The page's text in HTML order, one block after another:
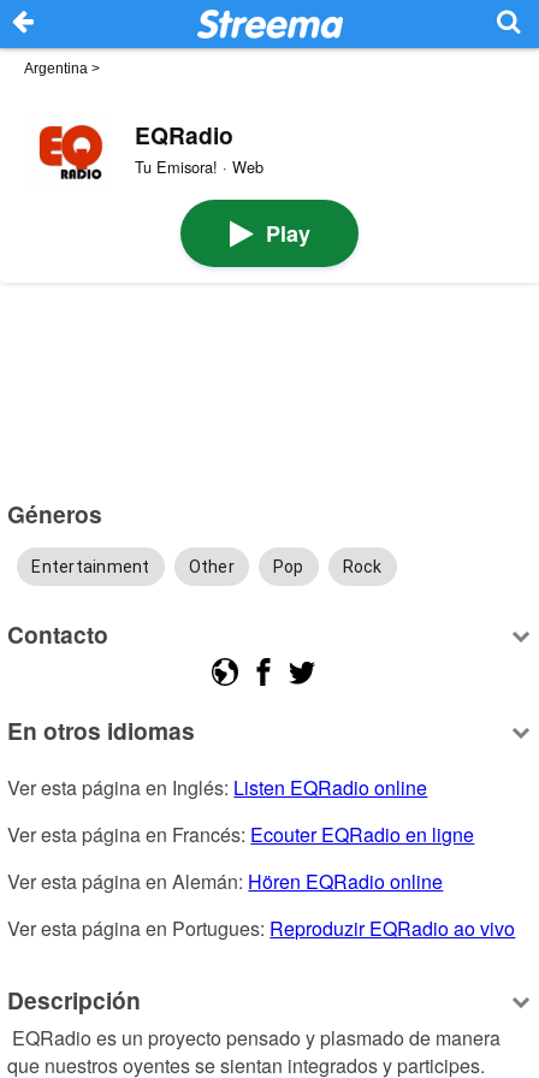
Argentina >
EQRadio
Tu Emisora! · Web
Play
Géneros
Entertainment Other Pop Rock
Contacto
En otros idiomas
Ver esta página en Inglés: Listen EQRadio online
Ver esta página en Francés: Ecouter EQRadio en ligne
Ver esta página en Alemán: Hören EQRadio online
Ver esta página en Portugues: Reproduzir EQRadio ao vivo
Descripción
que nuestros oyentes se sientan integrados y participes.